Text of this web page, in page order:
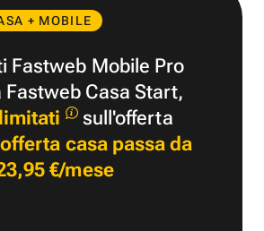
+ MOBILE
Fastweb Mobile Pro
Fastweb Casa Start,
sull'offerta
casa passa da
€/mese